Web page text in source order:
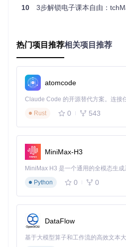
常见问题解决方案
文件无法打开：确认本地已安装
be Acrobat或 Sumatra PDF
教育工作者必备：三个场景
场景一：教师备课资源整合
王老师需要准备整个学期的语文教
小明在没有网络的环境下，通过提
习，不耽误课程进度。
场景三：多版本教材对比研究
教研员李老师通过工具获取不同版
析内容差异，为教学研究提供支持
立即行动：开启高效教育资
10 3步解锁电子课本自由：
热门项目推荐相关项目推荐
atomcode
Rust
0 543
MiniMax-H3
Python
0 0
DataFlow
基于大模型算子和工作流的高效文本